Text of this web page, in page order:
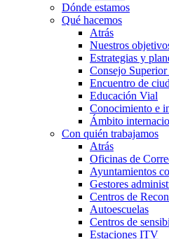
Dónde estamos
Qué hacemos
Atrás
Nuestros
Estrategias y
Consejo
Encuentro de
Educación Vial
Conocimiento e
Ámbito
Con quién trabajamos
Atrás
Oficinas de
Ayuntamientos
Gestores
Centros de
Autoescuelas
Centros de
Estaciones ITV